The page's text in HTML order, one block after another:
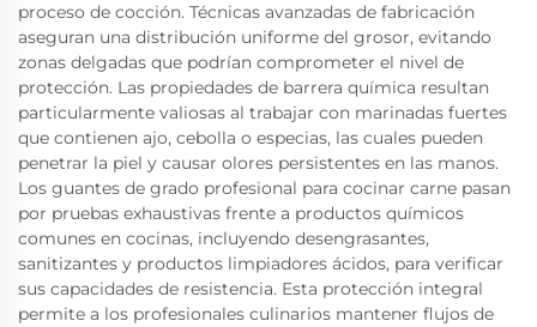
proceso de cocción. Técnicas avanzadas de fabricación
aseguran una distribución uniforme del grosor, evitando
zonas delgadas que podrían comprometer el nivel de
protección. Las propiedades de barrera química resultan
particularmente valiosas al trabajar con marinadas fuertes
que contienen ajo, cebolla o especias, las cuales pueden
penetrar la piel y causar olores persistentes en las manos.
Los guantes de grado profesional para cocinar carne pasan
por pruebas exhaustivas frente a productos químicos
comunes en cocinas, incluyendo desengrasantes,
sanitizantes y productos limpiadores ácidos, para verificar
sus capacidades de resistencia. Esta protección integral
permite a los profesionales culinarios mantener flujos de